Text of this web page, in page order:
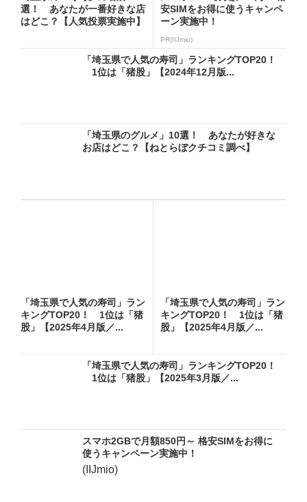
選！ あなたが一番好きな店
はどこ？【人気投票実施中】
安SIMをお得に使うキャンペ
ーン実施中！
PR(IIJmio)
「埼玉県で人気の寿司」ランキングTOP20！
1位は「猪股」【2024年12月版...
「埼玉県のグルメ」10選！ あなたが好きな
お店はどこ？【ねとらぼクチコミ調べ】
「埼玉県で人気の寿司」ラン
キングTOP20！ 1位は「猪
股」【2025年4月版／...
「埼玉県で人気の寿司」ラン
キングTOP20！ 1位は「猪
股」【2025年4月版／...
「埼玉県で人気の寿司」ランキングTOP20！
1位は「猪股」【2025年3月版／...
スマホ2GBで月額850円～ 格安SIMをお得に
使うキャンペーン実施中！
(IIJmio)